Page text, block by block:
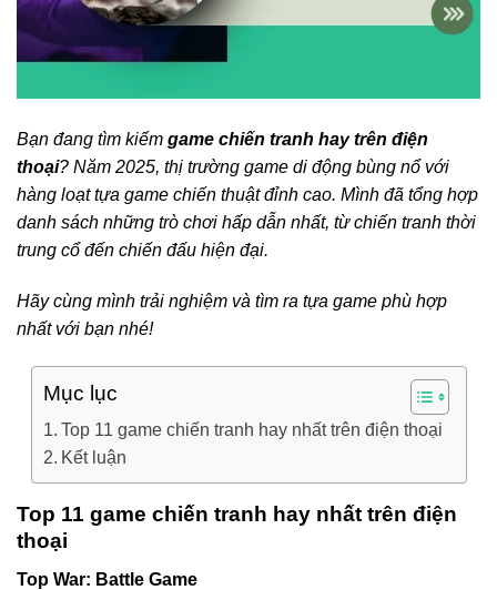
Bạn đang tìm kiếm game chiến tranh hay trên điện
thoại? Năm 2025, thị trường game di động bùng nổ với
hàng loạt tựa game chiến thuật đỉnh cao. Mình đã tổng hợp
danh sách những trò chơi hấp dẫn nhất, từ chiến tranh thời
trung cổ đến chiến đấu hiện đại.
Hãy cùng mình trải nghiệm và tìm ra tựa game phù hợp
nhất với bạn nhé!
Mục lục
Top 11 game chiến tranh hay nhất trên điện thoại
Kết luận
Top 11 game chiến tranh hay nhất trên điện
thoại
Top War: Battle Game